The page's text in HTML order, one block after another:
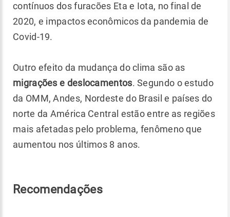
contínuos dos furacões Eta e Iota, no final de
2020, e impactos econômicos da pandemia de
Covid-19.
Outro efeito da mudança do clima são as
migrações e deslocamentos. Segundo o estudo
da OMM, Andes, Nordeste do Brasil e países do
norte da América Central estão entre as regiões
mais afetadas pelo problema, fenômeno que
aumentou nos últimos 8 anos.
Recomendações